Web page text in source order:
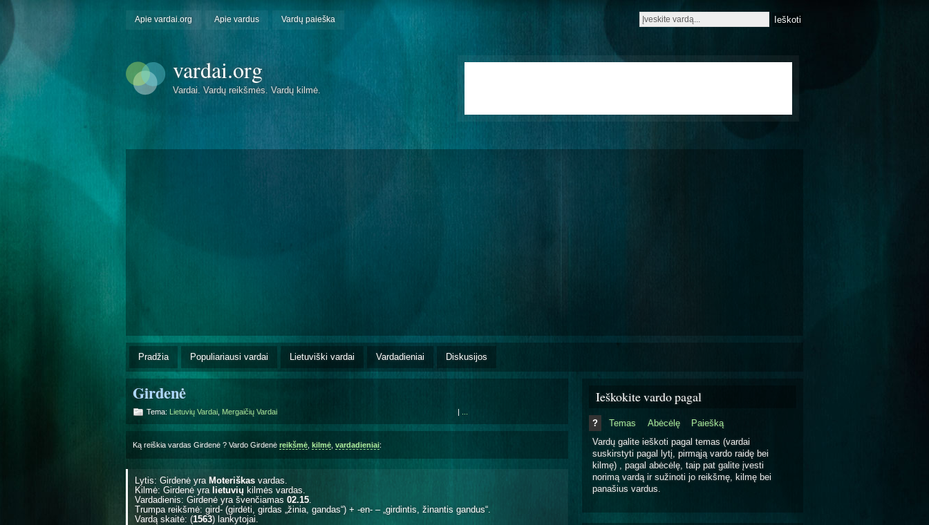
Apie vardai.org Apie vardus Vardų paieška
vardai.org
Vardai. Vardų reikšmės. Vardų kilmė.
Pradžia Populiariausi vardai Lietuviški vardai Vardadieniai Diskusijos
Girdenė
Tema: Lietuvių Vardai Mergaičių Vardai |
Ką reiškia vardas Girdenė ? Vardo Girdenė reikšmė kilmė vardadieniai:
Lytis: Girdenė yra Moteriškas vardas.
Kilmė: Girdenė yra lietuvių kilmės vardas.
Vardadienis: Girdenė yra švenčiamas 02.15
Trumpa reikšmė: gird- (girdėti, girdas „žinia, gandas“) + -en- – „girdintis, žinantis gandus“.
Vardą skaitė: (1563) lankytojai.
Ieškokite vardo pagal
? Temas Abėcėlę
Paiešką
Vardų galite ieškoti pagal temas (vardai
suskirstyti pagal lytį, pirmąją vardo raidę bei
kilmę) , pagal abėcėlę, taip pat galite įvesti
norimą vardą ir sužinoti jo reikšmę, kilmę bei
panašius vardus.